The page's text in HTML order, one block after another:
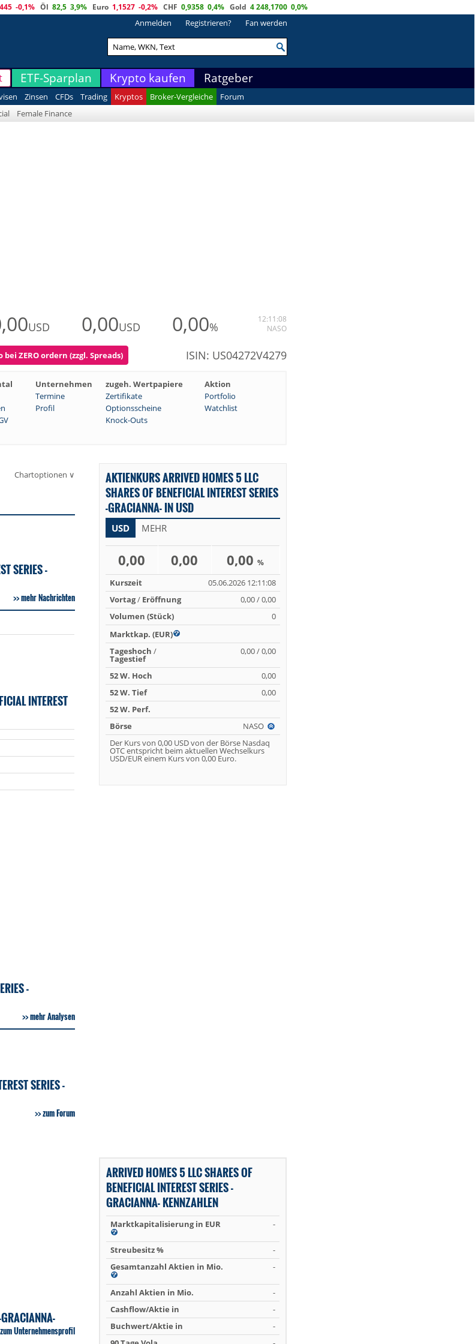
-0,1% Öl 82,5 3,9% Euro 1,1527 -0,2% CHF 0,9358 0,4% Gold 4 248,1700 0,0%
Anmelden Registrieren? Fan werden
ETF-Sparplan Krypto kaufen Ratgeber
Zinsen CFDs Trading Kryptos Broker-Vergleiche
Forum
Female Finance
USD 0,00USD 0,00%
12:11:08
NASO
ZERO ordern (zzgl. Spreads) ISIN: US04272V4279
Unternehmen zugeh. Wertpapiere
Aktion
Termine Zertifikate
Portfolio
Profil Optionsscheine
Watchlist
Knock-Outs
Chartoptionen ∨
SERIES -
mehr Nachrichten
INTEREST
-
mehr Analysen
SERIES -
zum Forum
zum Unternehmensprofil
AKTIENKURS ARRIVED HOMES 5 LLC
SHARES OF BENEFICIAL INTEREST SERIES
-GRACIANNA- IN USD
USD MEHR
0,00 0,00 0,00%
Kurszeit
05.06.2026 12:11:08
Vortag/ Eröffnung
0,00 / 0,00
Volumen (Stück)
0
Marktkap. (EUR)
Tageshoch /
Tagestief
0,00 / 0,00
52 W. Hoch
0,00
52 W. Tief
0,00
52 W. Perf.
Börse
NASO
Der Kurs von 0,00 USD von der Börse Nasdaq
OTC entspricht beim aktuellen Wechselkurs
USD/EUR einem Kurs von 0,00 Euro.
ARRIVED HOMES 5 LLC SHARES OF
BENEFICIAL INTEREST SERIES -
GRACIANNA- KENNZAHLEN
Marktkapitalisierung in EUR -
Streubesitz %
-
Gesamtanzahl Aktien in Mio.
-
Anzahl Aktien in Mio.
-
Cashflow/Aktie in
-
Buchwert/Aktie in
-